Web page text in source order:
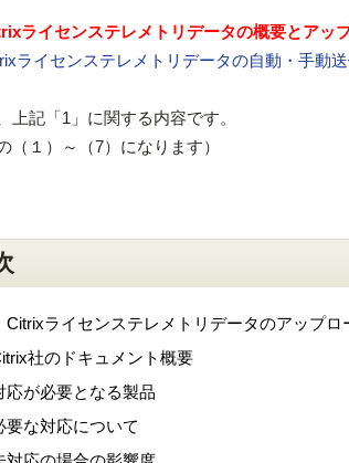
ライセンステレメトリデータの概要とアッ
ライセンステレメトリデータの自動・手動
上記「1」に関する内容です。
（１）～（7）になります）
Citrixライセンステレメトリデータのアップロ
社のドキュメント概要
が必要となる製品
な対応について